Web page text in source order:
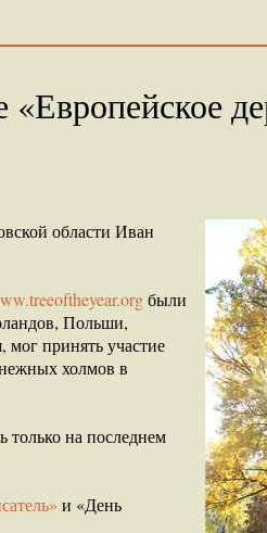
области Иван
были
Польши,
принять участие
холмов в
только на последнем
и «День